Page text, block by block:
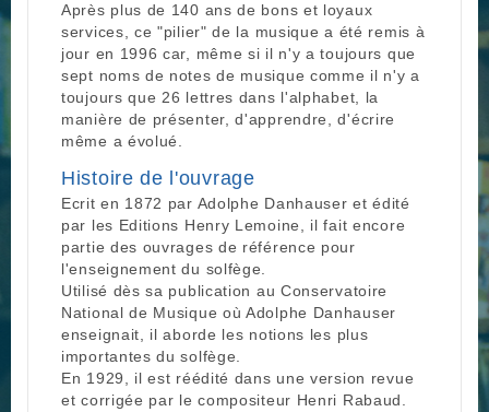
Après plus de 140 ans de bons et loyaux
services, ce "pilier" de la musique a été remis à
jour en 1996 car, même si il n'y a toujours que
sept noms de notes de musique comme il n'y a
toujours que 26 lettres dans l'alphabet, la
manière de présenter, d'apprendre, d'écrire
même a évolué.
Histoire de l'ouvrage
Ecrit en 1872 par Adolphe Danhauser et édité
par les Editions Henry Lemoine, il fait encore
partie des ouvrages de référence pour
l'enseignement du solfège.
Utilisé dès sa publication au Conservatoire
National de Musique où Adolphe Danhauser
enseignait, il aborde les notions les plus
importantes du solfège.
En 1929, il est réédité dans une version revue
et corrigée par le compositeur Henri Rabaud.